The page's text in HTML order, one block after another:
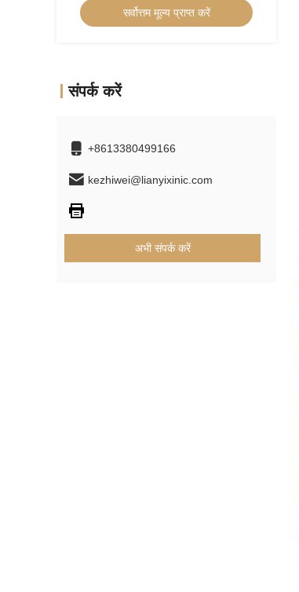
सर्वोत्तम मूल्य प्राप्त करें
संपर्क करें
+8613380499166
kezhiwei@lianyixinic.com
अभी संपर्क करें